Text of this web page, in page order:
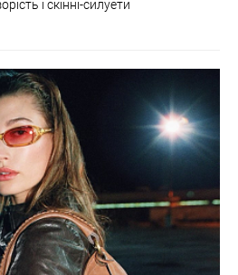
і скінні-силуети